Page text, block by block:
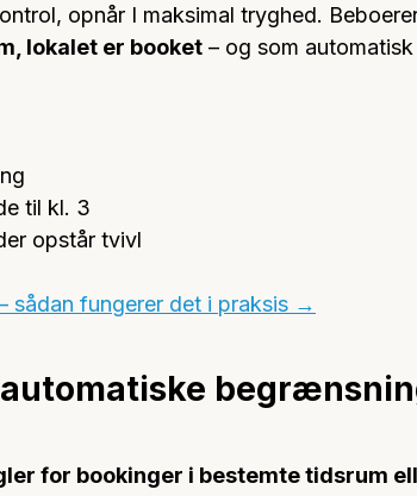
opnår I maksimal tryghed.
lokalet er booket – og som
til kl. 3
opstår tvivl
sådan fungerer det i praksis →
for bookinger i bestemte tidsrum